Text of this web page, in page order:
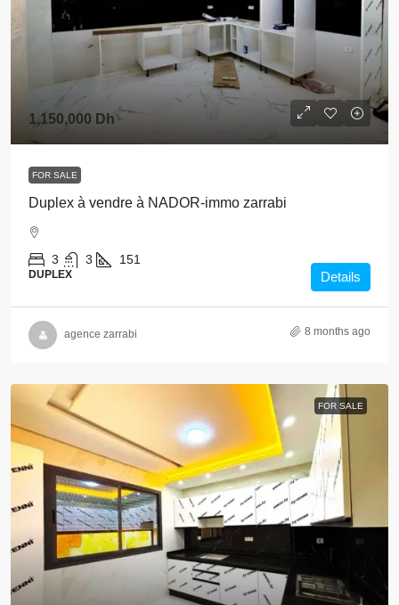
1,150,000 Dh
FOR SALE
Duplex à vendre à NADOR-immo zarrabi
3 3 151
DUPLEX Details
agence zarrabi 8 months ago
FOR SALE